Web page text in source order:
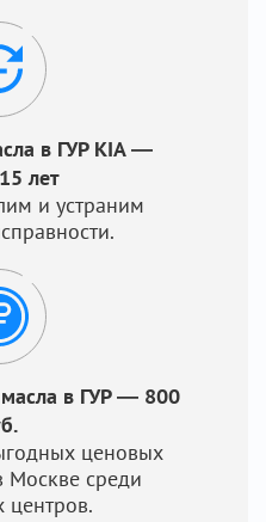
в ГУР KIA —
лет
и устраним
в ГУР — 800
ценовых
среди
центров.